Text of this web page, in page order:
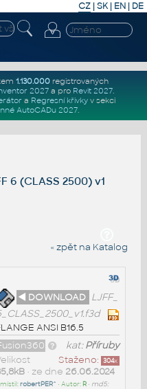
CZ | SK| EN | DE
1.130.000registrovaných
2027a pro Revit 2027.
a Regresní křivkyv sekci
AutoCADu 2027.
6 (CLASS 2500) v1
« zpět na Katalog
◄ DOWNLOAD LJFF_
ANSI B16.5
kat:Příruby
Staženo: 304x
• ze dne 26.06.2024
robertPER^ • Autor: R• md5: